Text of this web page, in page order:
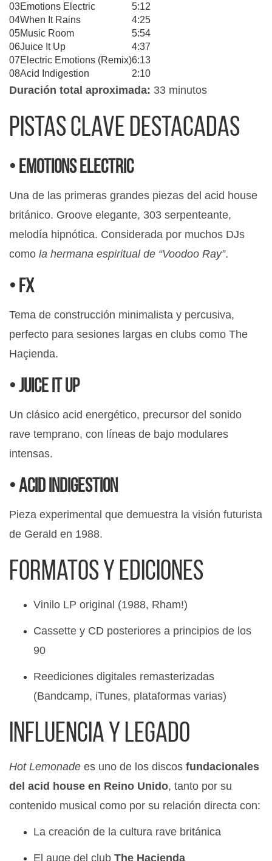
03Emotions Electric
5:12
04When It Rains
4:25
05Music Room
5:54
06Juice It Up
4:37
07Electric Emotions (Remix)6:13
08Acid Indigestion 2:10
Duración total aproximada: 33 minutos
Pistas clave destacadas
• Emotions Electric
Una de las primeras grandes piezas del acid house
británico. Groove elegante, 303 serpenteante,
melodía hipnótica. Considerada por muchos DJs
como la hermana espiritual de “Voodoo Ray”.
• FX
Tema de construcción minimalista y percusiva,
perfecto para sesiones largas en clubs como The
Haçienda.
• Juice It Up
Un clásico acid energético, precursor del sonido
rave temprano, con líneas de bajo modulares
intensas.
• Acid Indigestion
Pieza experimental que demuestra la visión futurista
de Gerald en 1988.
Formatos y ediciones
Vinilo LP original (1988, Rham!)
Cassette y CD posteriores a principios de los
90
Reediciones digitales remasterizadas
(Bandcamp, iTunes, plataformas varias)
Influencia y legado
Hot Lemonade es uno de los discos fundacionales
del acid house en Reino Unido, tanto por su
contenido musical como por su relación directa con:
La creación de la cultura rave británica
El auge del club The Haçienda